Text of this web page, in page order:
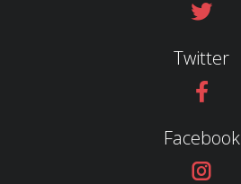
Twitter
Facebook